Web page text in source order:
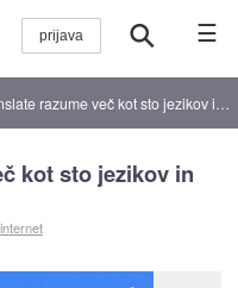
☰
več kot sto jezikov in 99 odstotkov ljudi
kot sto jezikov in